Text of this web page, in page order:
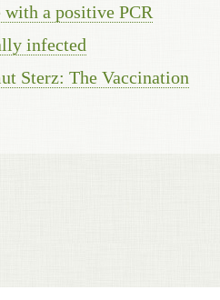
a positive PCR
infected
Sterz: The Vaccination